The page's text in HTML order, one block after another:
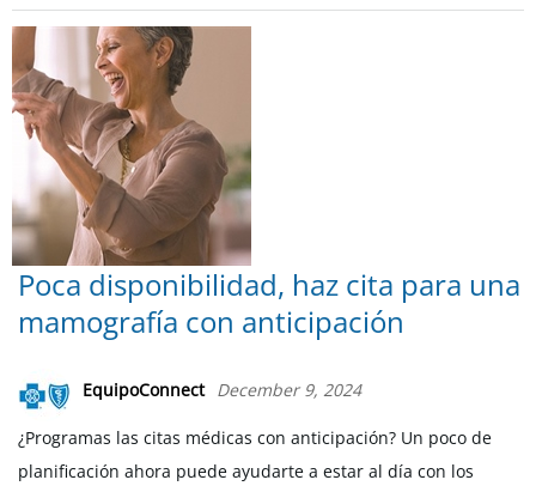
Poca disponibilidad, haz cita para una
mamografía con anticipación
EquipoConnect December 9, 2024
¿Programas las citas médicas con anticipación? Un poco de
planificación ahora puede ayudarte a estar al día con los